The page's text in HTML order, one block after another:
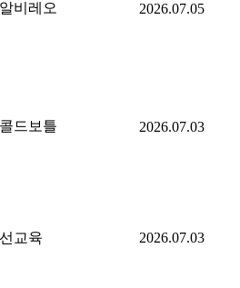
알비레오 2026.07.05
콜드보틀 2026.07.03
선교육 2026.07.03